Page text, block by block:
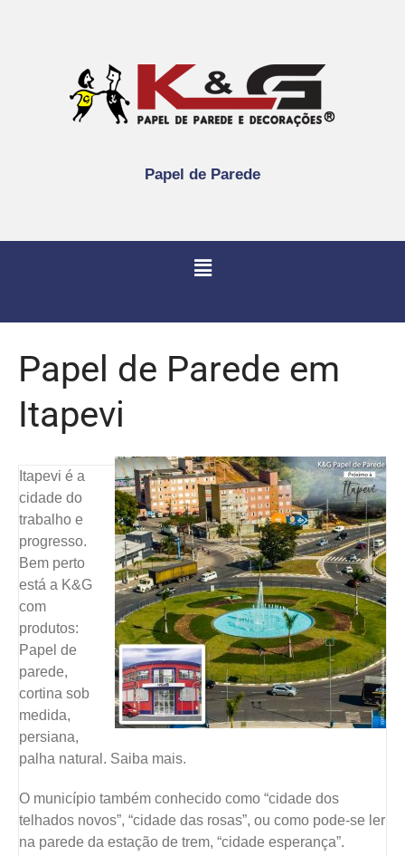
Papel de Parede
Papel de Parede em
Itapevi
Itapevi é a
cidade do
trabalho e
progresso.
Bem perto
está a K&G
com
produtos:
Papel de
parede,
cortina sob
medida,
persiana,
palha natural. Saiba mais.
O município também conhecido como “cidade dos
telhados novos”, “cidade das rosas”, ou como pode-se ler
na parede da estação de trem, “cidade esperança”.